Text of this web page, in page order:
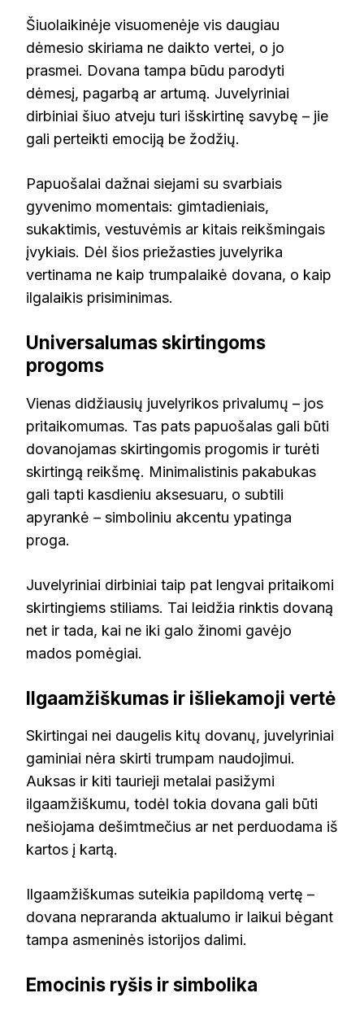
Šiuolaikinėje visuomenėje vis daugiau
dėmesio skiriama ne daikto vertei, o jo
prasmei. Dovana tampa būdu parodyti
dėmesį, pagarbą ar artumą. Juvelyriniai
dirbiniai šiuo atveju turi išskirtinę savybę – jie
gali perteikti emociją be žodžių.
Papuošalai dažnai siejami su svarbiais
gyvenimo momentais: gimtadieniais,
sukaktimis, vestuvėmis ar kitais reikšmingais
įvykiais. Dėl šios priežasties juvelyrika
vertinama ne kaip trumpalaikė dovana, o kaip
ilgalaikis prisiminimas.
Universalumas skirtingoms
progoms
Vienas didžiausių juvelyrikos privalumų – jos
pritaikomumas. Tas pats papuošalas gali būti
dovanojamas skirtingomis progomis ir turėti
skirtingą reikšmę. Minimalistinis pakabukas
gali tapti kasdieniu aksesuaru, o subtili
apyrankė – simboliniu akcentu ypatinga
proga.
Juvelyriniai dirbiniai taip pat lengvai pritaikomi
skirtingiems stiliams. Tai leidžia rinktis dovaną
net ir tada, kai ne iki galo žinomi gavėjo
mados pomėgiai.
Ilgaamžiškumas ir išliekamoji vertė
Skirtingai nei daugelis kitų dovanų, juvelyriniai
gaminiai nėra skirti trumpam naudojimui.
Auksas ir kiti taurieji metalai pasižymi
ilgaamžiškumu, todėl tokia dovana gali būti
nešiojama dešimtmečius ar net perduodama iš
kartos į kartą.
Ilgaamžiškumas suteikia papildomą vertę –
dovana nepraranda aktualumo ir laikui bėgant
tampa asmeninės istorijos dalimi.
Emocinis ryšis ir simbolika